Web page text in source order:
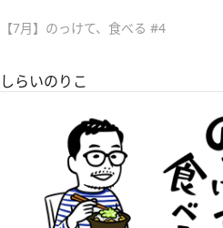
【7月】のっけて、食べる #4
しらいのりこ